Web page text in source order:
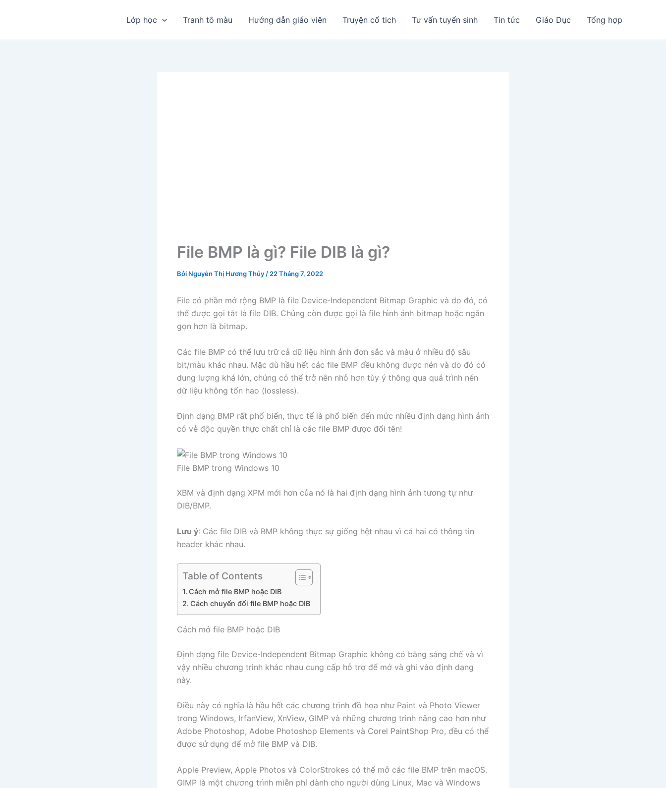
Lớp học Tranh tô màu Hướng dẫn giáo viên Truyện cổ tich Tư vấn tuyển sinh Tin tức Giáo Dục Tổng hợp
File BMP là gì? File DIB là gì?
Bởi Nguyễn Thị Hương Thủy / 22 Tháng 7, 2022
File có phần mở rộng BMP là file Device-Independent Bitmap Graphic và do đó, có
thể được gọi tắt là file DIB. Chúng còn được gọi là file hình ảnh bitmap hoặc ngắn
gọn hơn là bitmap.
Các file BMP có thể lưu trữ cả dữ liệu hình ảnh đơn sắc và màu ở nhiều độ sâu
bit/màu khác nhau. Mặc dù hầu hết các file BMP đều không được nén và do đó có
dung lượng khá lớn, chúng có thể trở nên nhỏ hơn tùy ý thông qua quá trình nén
dữ liệu không tổn hao (lossless).
Định dạng BMP rất phổ biến, thực tế là phổ biến đến mức nhiều định dạng hình ảnh
có vẻ độc quyền thực chất chỉ là các file BMP được đổi tên!
File BMP trong Windows 10
XBM và định dạng XPM mới hơn của nó là hai định dạng hình ảnh tương tự như
DIB/BMP.
Lưu ý: Các file DIB và BMP không thực sự giống hệt nhau vì cả hai có thông tin
header khác nhau.
Table of Contents
Cách mở file BMP hoặc DIB
Cách chuyển đổi file BMP hoặc DIB
Cách mở file BMP hoặc DIB
Định dạng file Device-Independent Bitmap Graphic không có bằng sáng chế và vì
vậy nhiều chương trình khác nhau cung cấp hỗ trợ để mở và ghi vào định dạng
này.
Điều này có nghĩa là hầu hết các chương trình đồ họa như Paint và Photo Viewer
trong Windows, IrfanView, XnView, GIMP và những chương trình nâng cao hơn như
Adobe Photoshop, Adobe Photoshop Elements và Corel PaintShop Pro, đều có thể
được sử dụng để mở file BMP và DIB.
Apple Preview, Apple Photos và ColorStrokes có thể mở các file BMP trên macOS.
GIMP là một chương trình miễn phí dành cho người dùng Linux, Mac và Windows